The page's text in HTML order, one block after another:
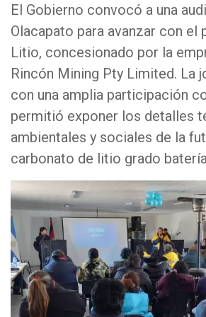
El Gobierno convocó a una
Olacapato para avanzar con el
Litio, concesionado por la
Rincón Mining Pty Limited. La
con una amplia participación
permitió exponer los detalles
ambientales y sociales de la
carbonato de litio grado